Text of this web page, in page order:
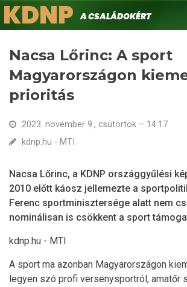
Ugrás
a
Keresés
KDNPA családokért.
Nacsa Lőrinc: A sport
Magyarországon
prioritás
2023. november 9., csütörtök – 14:17
kdnp.hu - MTI
Nacsa Lőrinc, a KDNP országgyűlési
2010 előtt káosz jellemezte a
Ferenc sportminisztersége alatt nem
nominálisan is csökkent a sport
kdnp.hu - MTI
A sport ma azonban Magyarországon
legyen szó profi versenysportról, amatőr